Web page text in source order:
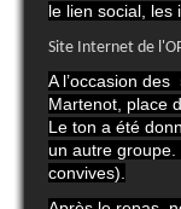
le lien social, les
Site Internet de
A l’occasion
Martenot, place
Le ton a été
un autre
convives).